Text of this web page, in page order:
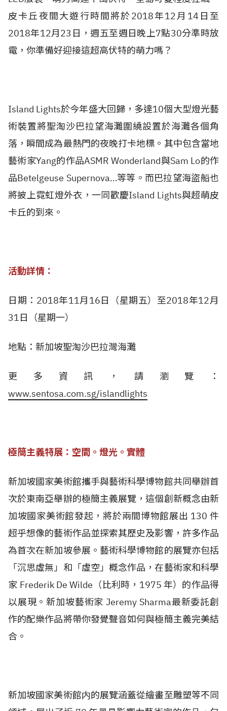
皮卡丘夜間大遊行時間將於2018年12月14日至
2018年12月23日，週五至週日晚上7點30分準時放
電，你準備好迎接這超高伏特的萌力嗎？
Island Lights於今年盛大回歸，多達10個大型燈光藝
術裝置將聖淘沙巴拉望海灘圍繞設置於海灘各個角
落，瞬間成為最熱門的夜晚打卡地標。其中包含當地
藝術家Yang的作品ASMR Wonderland與Sam Lo的作
品Betelgeuse Supernova…等等。而巴拉望海盜船也
將披上霓虹燈外衣，一同歡慶Island Lights與超萌皮
卡丘的到來。
活動詳情：
日期：2018年11月16日（星期五）至2018年12月
31日（星期一）
地點：新加坡聖淘沙巴拉灣海灘
更多資訊，請瀏覽：
www.sentosa.com.sg/islandlights
極簡主義特展：空間。燈光。實體
新加坡國家美術館攜手與藝術科學博物館共同舉辦首
次於東南亞舉辦的極簡主義展覽，這個創新概念由新
加坡國家美術館發起，將於兩間博物館展出 130 件
超乎想像的藝術作品並探索其歷史及影響，許多作品
為首次在新加坡參展。藝術科學博物館的展覽亦包括
「沉思虛無」和「虛空」概念作品，在藝術家和科學
家 Frederik De Wilde（比利時，1975 年）的作品得
以展現。新加坡藝術家 Jeremy Sharma最新委託創
作的配樂作品將帶你發覺聲音如何與極簡主義完美結
合。
新加坡國家美術館内的展覽涵蓋從繪畫至雕塑等不同